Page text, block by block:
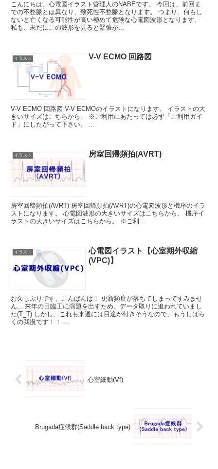
こんにちは、心電図イラスト管理人のNABEです。 今回は、前回ま
での不整脈とは異なり、致死性不整脈となります。 つまり、何もし
ないと亡くなる可能性が高い極めて危険な心電図波形となります。
私も、未だにこの波形を見ると緊張が...
イラスト V-V ECMO 回路図
V-V ECMO 回路図 V-V ECMOのイラストになります。 イラストの大
きいサイズはこちらから。 ※ご利用にあたっては必ず「ご利用ガイ
ド」にしたがって下さい。 ...
イラスト 房室回帰頻拍(AVRT)
房室回帰頻拍(AVRT) 房室回帰頻拍(AVRT)の心電図波形と機序のイラ
ストになります。 心電図波形の大きいサイズはこちらから。 機序イ
ラストの大きいサイズはこちらから。 ※ご利...
イラスト
心電図イラスト【心室期外収縮
(VPC)】
お久しぶりです、こんばんは！ 更新頻度が落ちてしまってすみませ
ん... 来年の日臨工に演題を出すため、データ取りに追われていまし
た(T_T) しかし、これも来週には目途が付きそうなので、もうしばら
くの我慢です！！ ...
心室細動(Vf)
Brugada症候群(Saddle back type)